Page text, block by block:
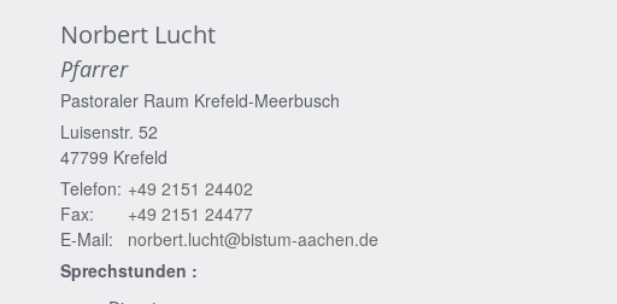
Norbert Lucht
Pfarrer
Pastoraler Raum Krefeld-Meerbusch
Luisenstr. 52
47799 Krefeld
Telefon: +49 2151 24402
Fax:
+49 2151 24477
E-Mail:
norbert.lucht@bistum-aachen.de
Sprechstunden :